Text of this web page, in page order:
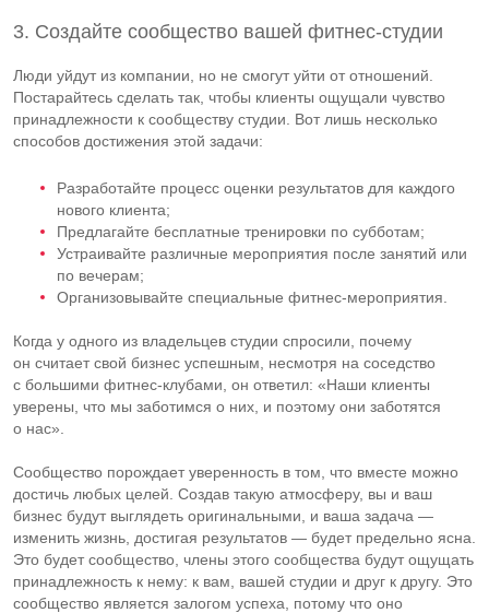
3. Создайте сообщество вашей фитнес-студии
Люди уйдут из компании, но не смогут уйти от отношений.
Постарайтесь сделать так, чтобы клиенты ощущали чувство
принадлежности к сообществу студии. Вот лишь несколько
способов достижения этой задачи:
Разработайте процесс оценки результатов для каждого
нового клиента;
Предлагайте бесплатные тренировки по субботам;
Устраивайте различные мероприятия после занятий или
по вечерам;
Организовывайте специальные фитнес-мероприятия
Когда у одного из владельцев студии спросили, почему
он считает свой бизнес успешным, несмотря на соседство
с большими фитнес-клубами , он ответил: «Наши клиенты
уверены, что мы заботимся о них, и поэтому они заботятся
о нас».
Сообщество порождает уверенность в том, что вместе можно
достичь любых целей. Создав такую атмосферу, вы и ваш
бизнес будут выглядеть оригинальными, и ваша задача —
изменить жизнь, достигая результатов — будет предельно ясна.
Это будет сообщество, члены этого сообщества будут ощущать
принадлежность к нему: к вам, вашей студии и друг к другу. Это
сообщество является залогом успеха, потому что оно